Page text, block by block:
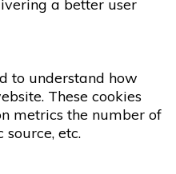
a better user
to understand how
These cookies
metrics the number of
etc.